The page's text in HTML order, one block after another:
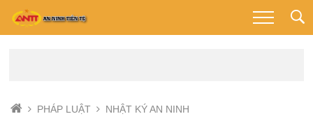
PHÁP LUẬT NHẬT KÝ AN NINH